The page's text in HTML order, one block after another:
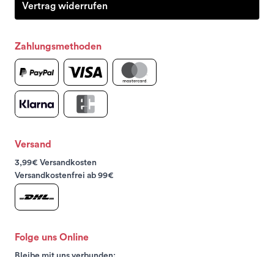
Vertrag widerrufen
Zahlungsmethoden
Versand
3,99€ Versandkosten
Versandkostenfrei ab 99€
Folge uns Online